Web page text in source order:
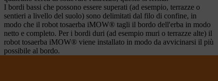
I bordi bassi che possono essere superati (ad esempio, terrazze o
sentieri a livello del suolo) sono delimitati dal filo di confine, in
modo che il robot tosaerba iMOW® tagli il bordo dell'erba in modo
netto e completo. Per i bordi duri (ad esempio muri o terrazze alte) il
robot tosaerba iMOW® viene installato in modo da avvicinarsi il più
possibile al bordo.